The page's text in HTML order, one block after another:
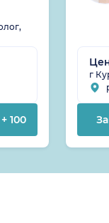
+ 100
г